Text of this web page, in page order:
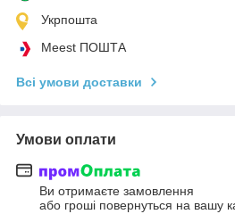
Укрпошта
Meest ПОШТА
Всі умови доставки
Умови оплати
Ви отримаєте замовлення
або гроші повернуться на вашу